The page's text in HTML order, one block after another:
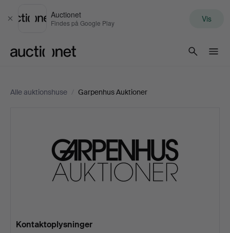
Luk
Auctionet
Findes på Google Play Vis
Alle auktionshuse / Garpenhus Auktioner
Auktioner
Kontaktoplysninger